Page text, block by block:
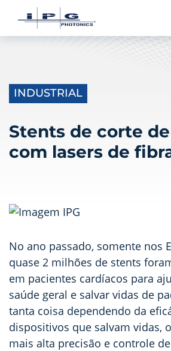
INDUSTRIAL
Stents de corte
com lasers de
No ano passado, somente nos
quase 2 milhões de stents
em pacientes cardíacos para
saúde geral e salvar vidas de
tanta coisa dependendo da
dispositivos que salvam vidas,
mais alta precisão e controle